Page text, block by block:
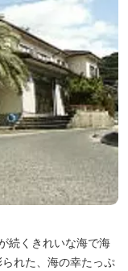
続くきれいな海で海
れた、海の幸たっぷ